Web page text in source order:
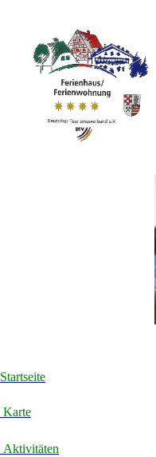
Startseite
Karte
Aktivitäten